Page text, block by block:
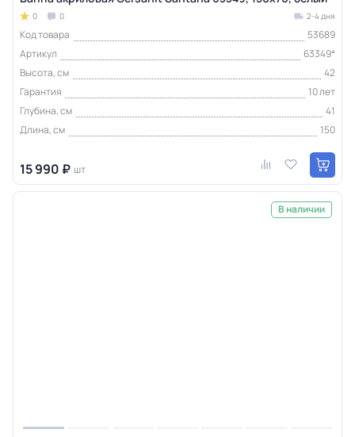
0 0 2-4 дня
Код товара
53689
Артикул
63349*
Высота, см
42
Гарантия
10 лет
Глубина, см
41
Длина, см
150
15 990 ₽ шт
В наличии